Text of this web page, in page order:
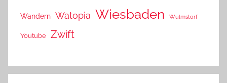
Wandern Watopia Wiesbaden Wulmstorf
Youtube Zwift